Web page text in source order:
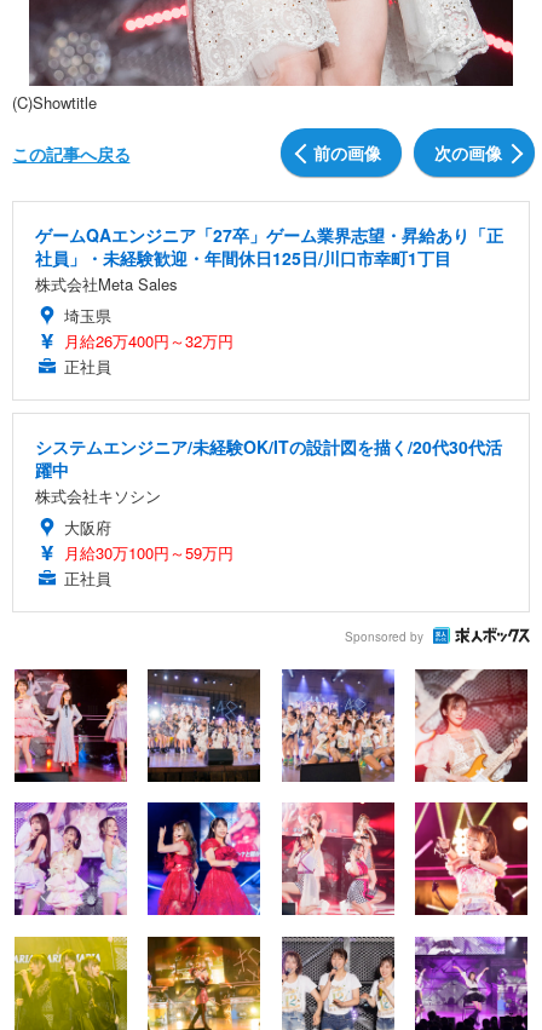
(C)Showtitle
前の画像 次の画像
この記事へ戻る
ゲームQAエンジニア「27卒」ゲーム業界志望・昇給あり「正
社員」・未経験歓迎・年間休日125日/川口市幸町1丁目
株式会社Meta Sales
埼玉県
月給26万400円～32万円
正社員
システムエンジニア/未経験OK/ITの設計図を描く/20代30代活
躍中
株式会社キソシン
大阪府
月給30万100円～59万円
正社員
Sponsored by